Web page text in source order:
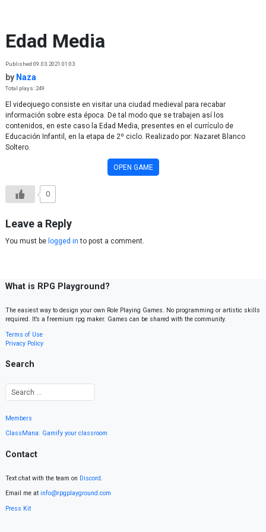
Edad Media
Published 09.03.2021 01:03
by Naza
Total plays: 249
El videojuego consiste en visitar una ciudad medieval para recabar
información sobre esta época. De tal modo que se trabajen así los
contenidos, en este caso la Edad Media, presentes en el currículo de
Educación Infantil, en la etapa de 2º ciclo. Realizado por: Nazaret Blanco
Soltero.
OPEN GAME
0
Leave a Reply
You must be logged in to post a comment.
What is RPG Playground?
The easiest way to design your own Role Playing Games. No programming or artistic skills
required. It’s a freemium rpg maker. Games can be shared with the community.
Terms of Use
Privacy Policy
Search
Members
ClassMana: Gamify your classroom
Contact
Text chat with the team on Discord.
Email me at info@rpgplayground.com
Press Kit